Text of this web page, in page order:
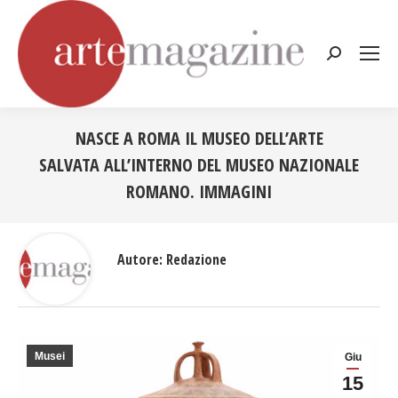
Cerca:
NASCE A ROMA IL MUSEO DELL’ARTE
SALVATA ALL’INTERNO DEL MUSEO NAZIONALE
ROMANO. IMMAGINI
Giu
15
Musei
Autore: Redazione